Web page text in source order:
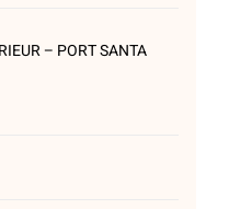
– PORT SANTA